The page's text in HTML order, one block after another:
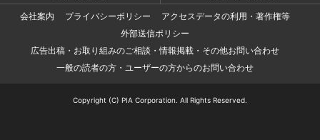
会社案内
プライバシーポリシー
アクセスデータの利用・著作権等
外部送信ポリシー
広告出稿・お取り組みのご相談・情報掲載・その他お問い合わせ
一般の読者の方・ユーザーの方からのお問い合わせ
Copyright (C) PIA Corporation. All Rights Reserved.